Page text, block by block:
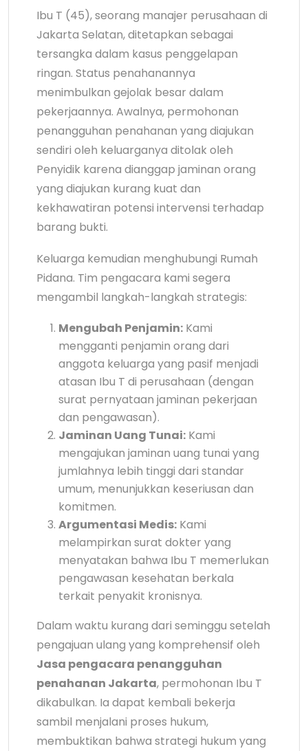
Ibu T (45), seorang manajer perusahaan di
Jakarta Selatan, ditetapkan sebagai
tersangka dalam kasus penggelapan
ringan. Status penahanannya
menimbulkan gejolak besar dalam
pekerjaannya. Awalnya, permohonan
penangguhan penahanan yang diajukan
sendiri oleh keluarganya ditolak oleh
Penyidik karena dianggap jaminan orang
yang diajukan kurang kuat dan
kekhawatiran potensi intervensi terhadap
barang bukti.
Keluarga kemudian menghubungi Rumah
Pidana. Tim pengacara kami segera
mengambil langkah-langkah strategis:
Mengubah Penjamin: Kami
mengganti penjamin orang dari
anggota keluarga yang pasif menjadi
atasan Ibu T di perusahaan (dengan
surat pernyataan jaminan pekerjaan
dan pengawasan).
Jaminan Uang Tunai: Kami
mengajukan jaminan uang tunai yang
jumlahnya lebih tinggi dari standar
umum, menunjukkan keseriusan dan
komitmen.
Argumentasi Medis: Kami
melampirkan surat dokter yang
menyatakan bahwa Ibu T memerlukan
pengawasan kesehatan berkala
terkait penyakit kronisnya.
Dalam waktu kurang dari seminggu setelah
pengajuan ulang yang komprehensif oleh
Jasa pengacara penangguhan
penahanan Jakarta, permohonan Ibu T
dikabulkan. Ia dapat kembali bekerja
sambil menjalani proses hukum,
membuktikan bahwa strategi hukum yang